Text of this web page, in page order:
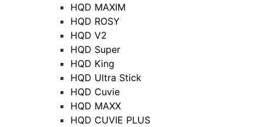
HQD MAXIM
HQD ROSY
HQD V2
HQD Super
HQD King
HQD Ultra Stick
HQD Cuvie
HQD MAXX
HQD CUVIE PLUS